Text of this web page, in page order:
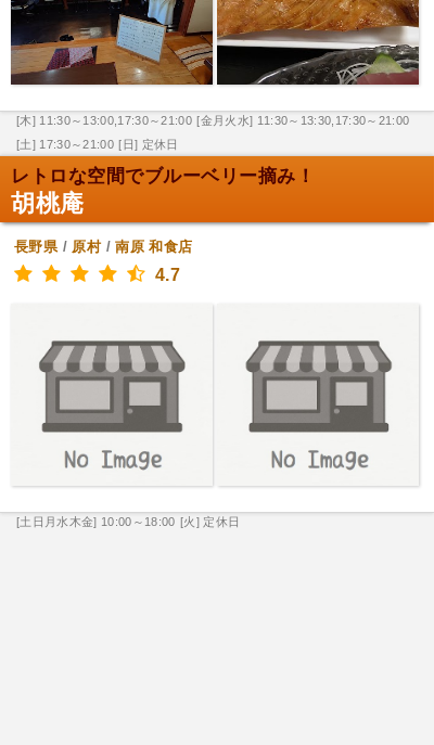
[木] 11:30～13:00,17:30～21:00 [金月火水] 11:30～13:30,17:30～21:00
[土] 17:30～21:00 [日] 定休日
レトロな空間でブルーベリー摘み！
胡桃庵
長野県/ 原村/南原 和食店
4.7
[土日月水木金] 10:00～18:00 [火] 定休日